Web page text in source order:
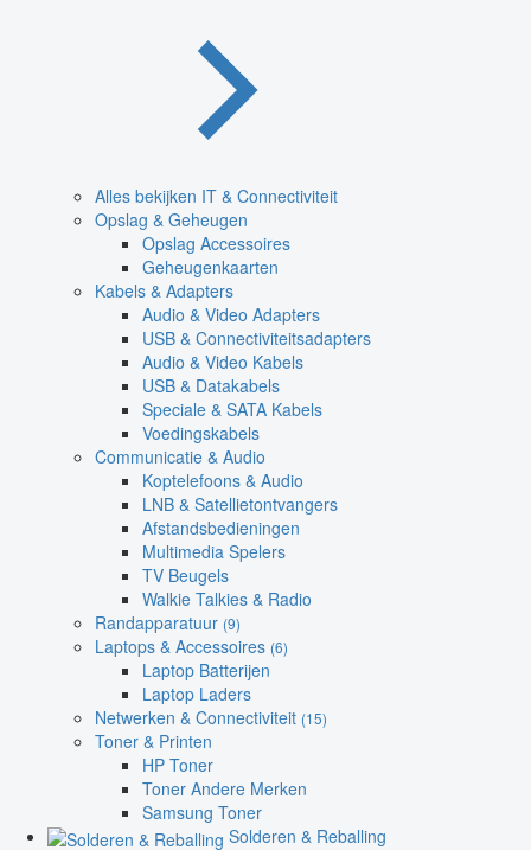
Alles bekijken IT & Connectiviteit
Opslag & Geheugen
Opslag Accessoires
Geheugenkaarten
Kabels & Adapters
Audio & Video Adapters
USB & Connectiviteitsadapters
Audio & Video Kabels
USB & Datakabels
Speciale & SATA Kabels
Voedingskabels
Communicatie & Audio
Koptelefoons & Audio
LNB & Satellietontvangers
Afstandsbedieningen
Multimedia Spelers
TV Beugels
Walkie Talkies & Radio
Randapparatuur (9)
Laptops & Accessoires (6)
Laptop Batterijen
Laptop Laders
Netwerken & Connectiviteit (15)
Toner & Printen
HP Toner
Toner Andere Merken
Samsung Toner
Solderen & Reballing